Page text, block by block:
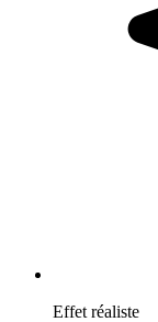
Effet réaliste